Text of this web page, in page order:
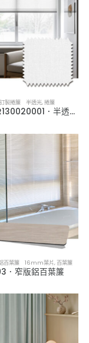
製捲簾 半透光,捲簾
白雲詩 GR130020001．半透光捲簾
百葉簾 16mm葉片,百葉簾
．窄版鋁百葉簾